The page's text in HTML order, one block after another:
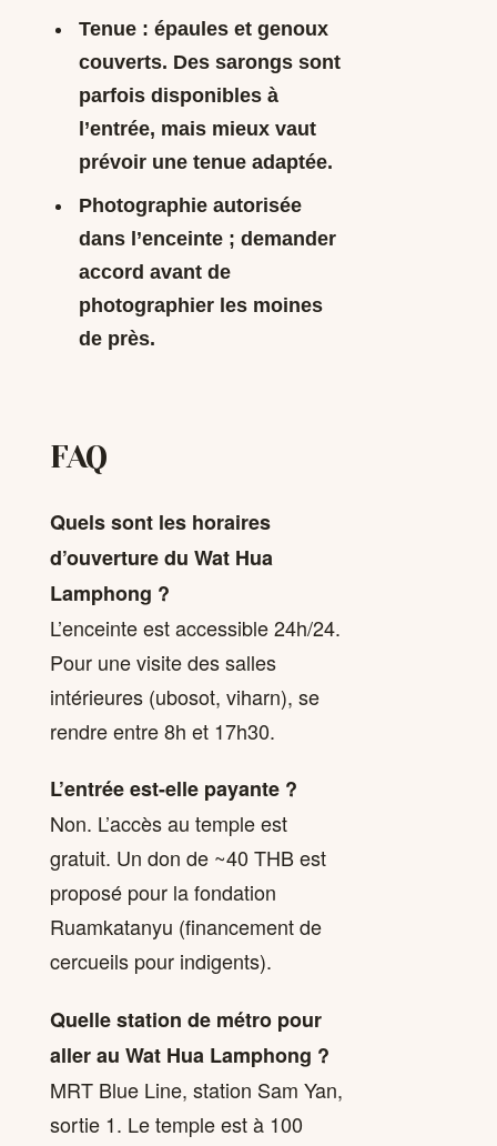
Tenue : épaules et genoux
couverts. Des sarongs sont
parfois disponibles à
l’entrée, mais mieux vaut
prévoir une tenue adaptée.
Photographie autorisée
dans l’enceinte ; demander
accord avant de
photographier les moines
de près.
FAQ
Quels sont les horaires
d’ouverture du Wat Hua
Lamphong ?
L’enceinte est accessible 24h/24.
Pour une visite des salles
intérieures (ubosot, viharn), se
rendre entre 8h et 17h30.
L’entrée est-elle payante ?
Non. L’accès au temple est
gratuit. Un don de ~40 THB est
proposé pour la fondation
Ruamkatanyu (financement de
cercueils pour indigents).
Quelle station de métro pour
aller au Wat Hua Lamphong ?
MRT Blue Line, station Sam Yan,
sortie 1. Le temple est à 100